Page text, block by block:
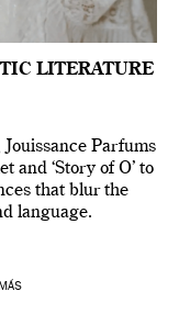
LITERATURE
Parfums
and ‘Story of O’ to
that blur the
language.